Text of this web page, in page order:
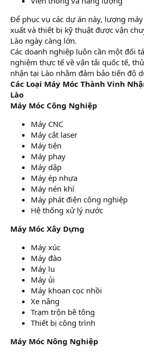
Để phục vụ các dự án này, lượng
xuất và thiết bị kỹ thuật được vận
Lào ngày càng lớn.
Các doanh nghiệp luôn cần một đối
nghiệm thực tế về vận tải quốc tế,
nhận tại Lào nhằm đảm bảo tiến độ
Các Loại Máy Móc Thành Vinh
Lào
Máy Móc Công Nghiệp
Máy CNC
Máy cắt laser
Máy tiện
Máy phay
Máy dập
Máy ép nhựa
Máy nén khí
Máy phát điện công nghiệp
Hệ thống xử lý nước
Máy Móc Xây Dựng
Máy xúc
Máy đào
Máy lu
Máy ủi
Máy khoan cọc nhồi
Xe nâng
Trạm trộn bê tông
Thiết bị công trình
Máy Móc Nông Nghiệp